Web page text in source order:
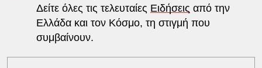
Δείτε όλες τις τελευταίες Ειδήσεις από την
Ελλάδα και τον Κόσμο, τη στιγμή που
συμβαίνουν.